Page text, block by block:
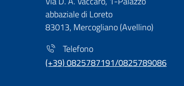
abbaziale di Loreto
83013, Mercogliano (Avellino)
Telefono
(+39) 0825787191/0825789086